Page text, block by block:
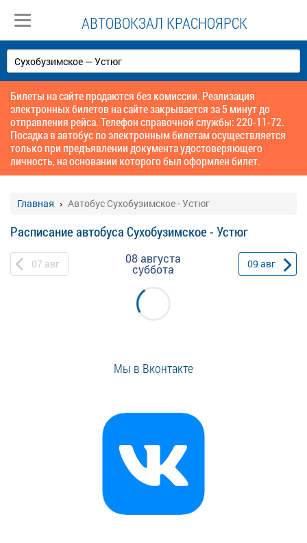
АВТОВОКЗАЛ КРАСНОЯРСК
Билеты на сайте продаются без комиссии. Реализация
электронных билетов на сайте закрывается за 5 минут до
отправления рейса. Телефон справочной службы: 220-11-72.
Посадка в автобус по электронным билетам осуществляется
только при предъявлении документа удостоверяющего
личность, на основании которого был оформлен билет.
Главная Автобус Сухобузимское - Устюг
Расписание автобуса Сухобузимское - Устюг
07 авг 08 августа
суббота 09 авг
Мы в Вконтакте